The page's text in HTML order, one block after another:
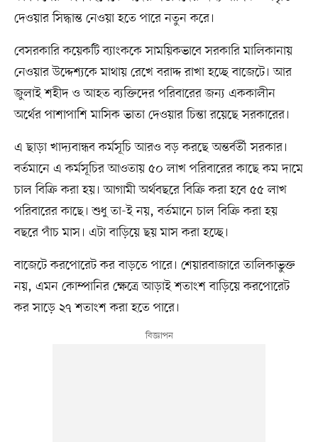
দেওয়ার সিদ্ধান্ত নেওয়া হতে পারে নতুন করে।
বেসরকারি কয়েকটি ব্যাংককে সাময়িকভাবে সরকারি মালিকানায়
নেওয়ার উদ্দেশ্যকে মাথায় রেখে বরাদ্দ রাখা হচ্ছে বাজেটে। আর
জুলাই শহীদ ও আহত ব্যক্তিদের পরিবারের জন্য এককালীন
অর্থের পাশাপাশি মাসিক ভাতা দেওয়ার চিন্তা রয়েছে সরকারের।
এ ছাড়া খাদ্যবান্ধব কর্মসূচি আরও বড় করছে অন্তর্বর্তী সরকার।
বর্তমানে এ কর্মসূচির আওতায় ৫০ লাখ পরিবারের কাছে কম দামে
চাল বিক্রি করা হয়। আগামী অর্থবছরে বিক্রি করা হবে ৫৫ লাখ
পরিবারের কাছে। শুধু তা-ই নয়, বর্তমানে চাল বিক্রি করা হয়
বছরে পাঁচ মাস। এটা বাড়িয়ে ছয় মাস করা হচ্ছে।
বাজেটে করপোরেট কর বাড়তে পারে। শেয়ারবাজারে তালিকাভুক্ত
নয়, এমন কোম্পানির ক্ষেত্রে আড়াই শতাংশ বাড়িয়ে করপোরেট
কর সাড়ে ২৭ শতাংশ করা হতে পারে।